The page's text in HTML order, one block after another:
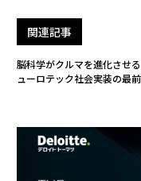
関連記事
脳科学がクルマを進化させ
ューロテック社会実装の最